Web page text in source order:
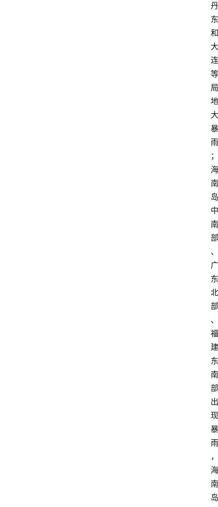
丹
东
和
大
连
等
局
地
大
暴
雨
；
海
南
岛
中
南
部
、
广
东
北
部
、
福
建
东
南
部
出
现
暴
雨
，
海
南
岛